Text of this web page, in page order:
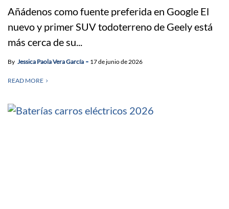
Añádenos como fuente preferida en Google El
nuevo y primer SUV todoterreno de Geely está
más cerca de su...
By Jessica Paola Vera García 17 de junio de 2026
READ MORE